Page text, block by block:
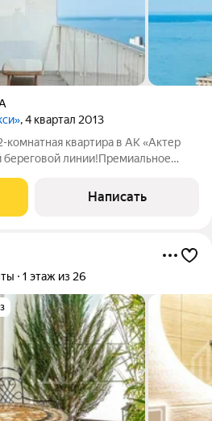
, 4 квартал 2013
квартира в АК «Актер
выход к морюПанорамные
Написать
1 этаж из 26